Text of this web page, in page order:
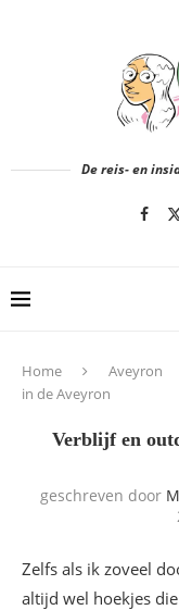
De reis- en
Home Aveyron
in de Aveyron
Verblijf en
geschreven door
Zelfs als ik zoveel
altijd wel hoekjes